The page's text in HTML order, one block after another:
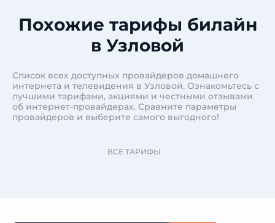
Похожие тарифы билайн
в Узловой
Список всех доступных провайдеров домашнего
интернета и телевидения в Узловой. Ознакомьтесь с
лучшими тарифами, акциями и честными отзывами
об интернет-провайдерах. Сравните параметры
провайдеров и выберите самого выгодного!
ВСЕ ТАРИФЫ